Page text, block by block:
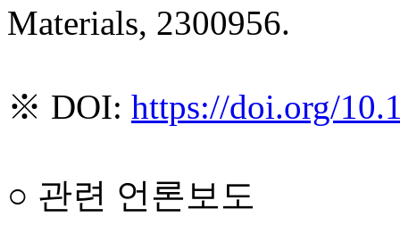
Materials, 2300956.
※ DOI: https://doi.org/
○ 관련 언론보도